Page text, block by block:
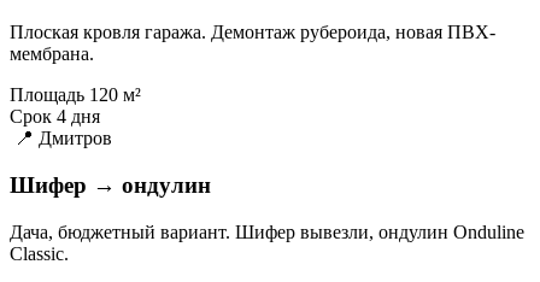
Плоская кровля гаража. Демонтаж рубероида, новая ПВХ-
мембрана.
Площадь 120 м²
Срок 4 дня
📍 Дмитров
Шифер → ондулин
Дача, бюджетный вариант. Шифер вывезли, ондулин Onduline
Classic.